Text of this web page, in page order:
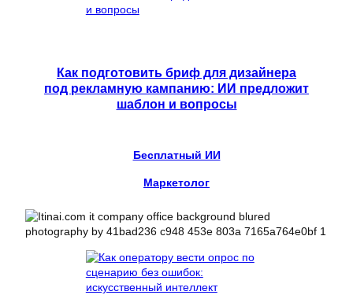
Как подготовить бриф для дизайнера
под рекламную кампанию: ИИ предложит
шаблон и вопросы
Бесплатный ИИ
Маркетолог